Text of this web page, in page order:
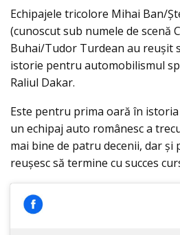
Echipajele tricolore Mihai Ban/
(cunoscut sub numele de scenă
Buhai/Tudor Turdean au reușit
istorie pentru automobilismul
Raliul Dakar.
Este pentru prima oară în
un echipaj auto românesc a
mai bine de patru decenii, dar şi
reuşesc să termine cu succes